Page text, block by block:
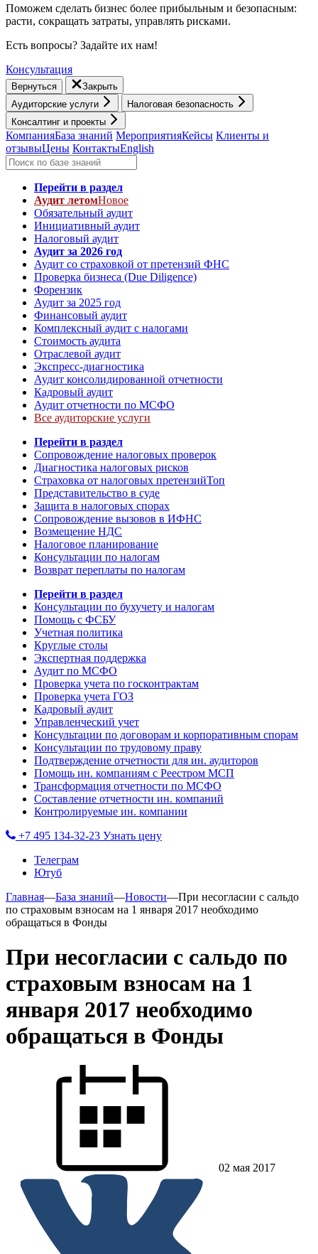
Поможем сделать бизнес более прибыльным и безопасным:
расти, cокращать затраты, управлять рисками.
Есть вопросы? Задайте их нам!
Консультация
Вернуться
Закрыть
Аудиторские услуги
Налоговая безопасность
Консалтинг и проекты
КомпанияБаза знаний МероприятияКейсы Клиенты и
отзывыЦены КонтактыEnglish
Перейти в раздел
Аудит летомНовое
Обязательный аудит
Инициативный аудит
Налоговый аудит
Аудит за 2026 год
Аудит со страховкой от претензий ФНС
Проверка бизнеса (Due Diligence)
Форензик
Аудит за 2025 год
Финансовый аудит
Комплексный аудит с налогами
Стоимость аудита
Отраслевой аудит
Экспресс-диагностика
Аудит консолидированной отчетности
Кадровый аудит
Аудит отчетности по МСФО
Все аудиторские услуги
Перейти в раздел
Сопровождение налоговых проверок
Диагностика налоговых рисков
Страховка от налоговых претензийТоп
Представительство в суде
Защита в налоговых спорах
Сопровождение вызовов в ИФНС
Возмещение НДС
Налоговое планирование
Консультации по налогам
Возврат переплаты по налогам
Перейти в раздел
Консультации по бухучету и налогам
Помощь с ФСБУ
Учетная политика
Круглые столы
Экспертная поддержка
Аудит по МСФО
Проверка учета по госконтрактам
Проверка учета ГОЗ
Кадровый аудит
Управленческий учет
Консультации по договорам и корпоративным спорам
Консультации по трудовому праву
Подтверждение отчетности для ин. аудиторов
Помощь ин. компаниям с Реестром МСП
Трансформация отчетности по МСФО
Составление отчетности ин. компаний
Контролируемые ин. компании
+7 495 134-32-23 Узнать цену
Телеграм
Ютуб
Главная—База знаний—Новости—При несогласии с сальдо
по страховым взносам на 1 января 2017 необходимо
обращаться в Фонды
При несогласии с сальдо по
страховым взносам на 1
января 2017 необходимо
обращаться в Фонды
02 мая 2017